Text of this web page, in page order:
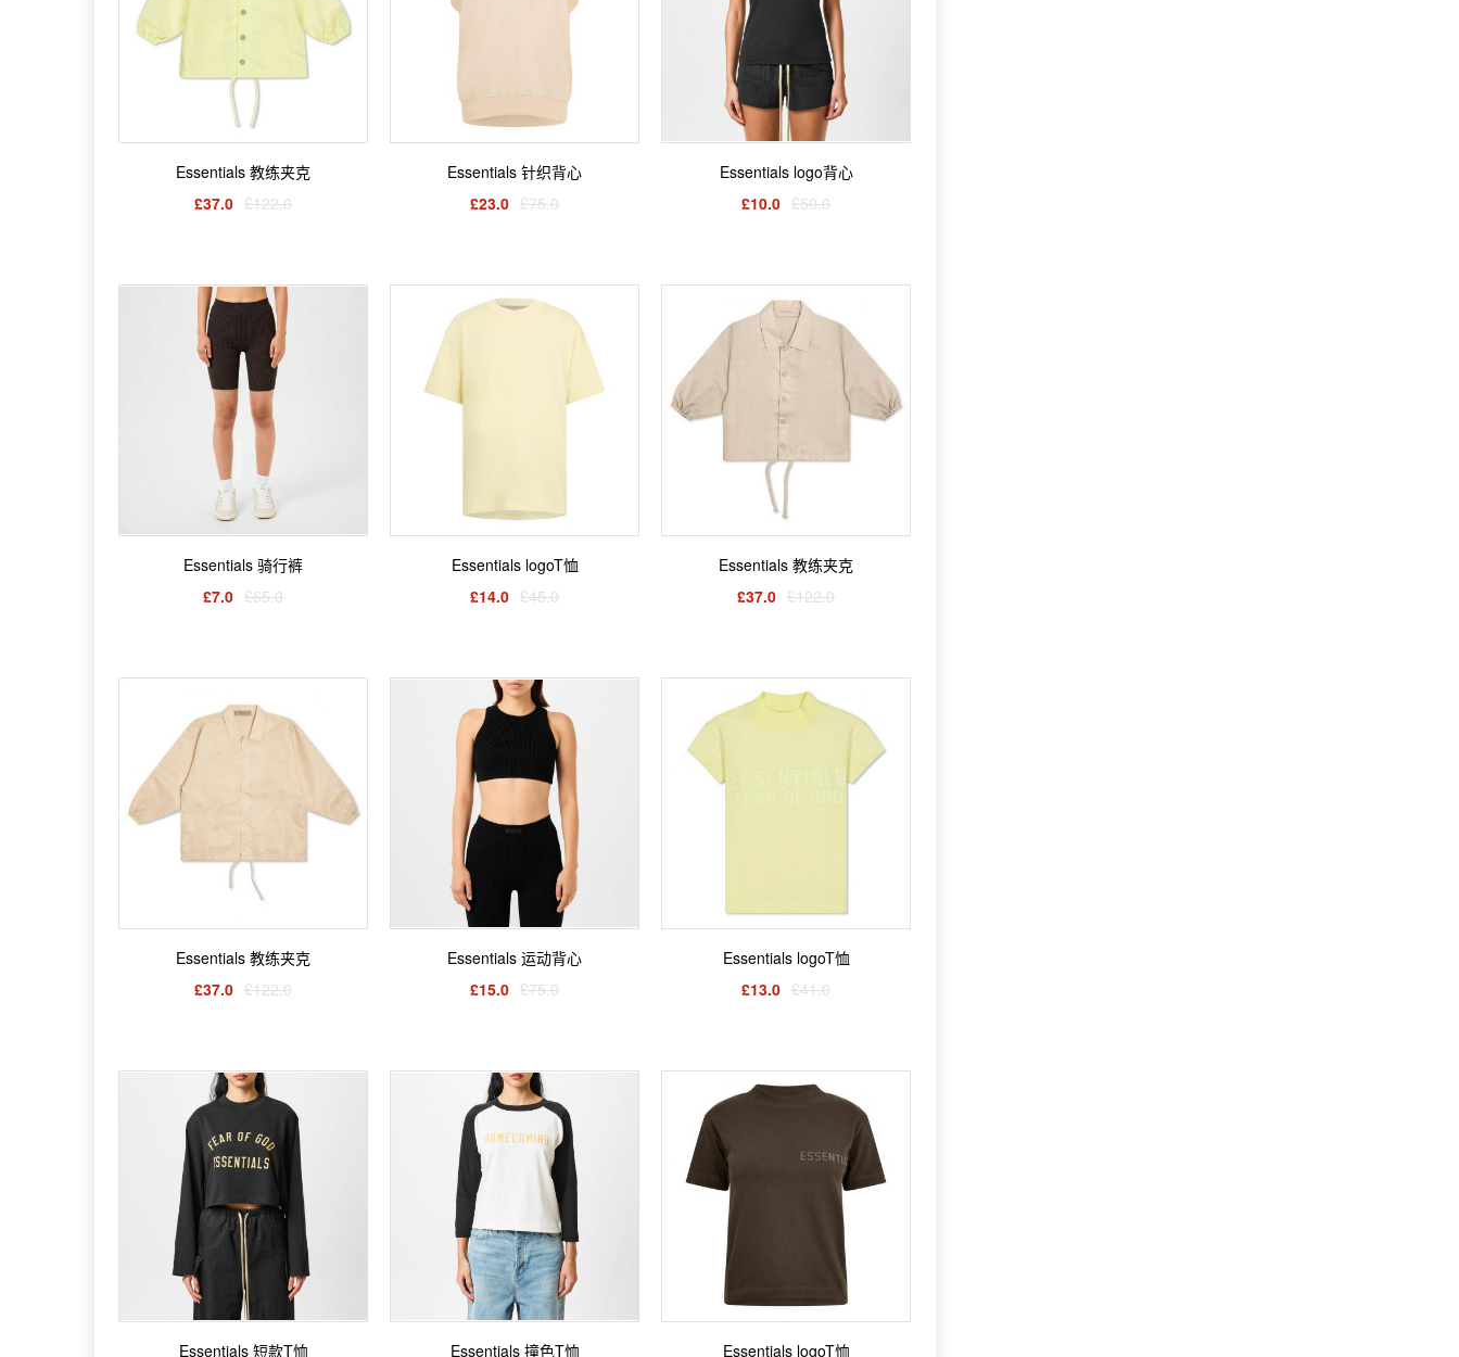
Essentials 教练夹克
£37.0 £122.0
Essentials 针织背心
£23.0 £75.0
Essentials logo背心
£10.0 £50.0
Essentials 骑行裤
£7.0 £65.0
Essentials logoT恤
£14.0 £45.0
Essentials 教练夹克
£37.0 £122.0
Essentials 教练夹克
£37.0 £122.0
Essentials 运动背心
£15.0 £75.0
Essentials logoT恤
£13.0 £41.0
Essentials 短款T恤 Essentials 撞色T恤 Essentials logoT恤